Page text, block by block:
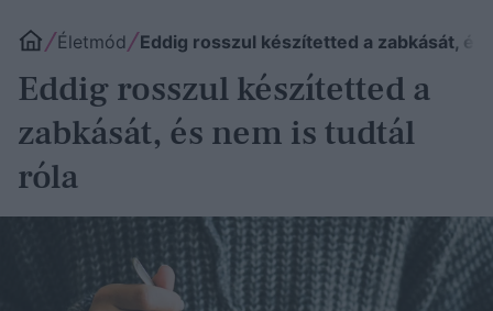
Életmód Eddig rosszul készítetted a zabkását, és
Eddig rosszul készítetted a
zabkását, és nem is tudtál
róla